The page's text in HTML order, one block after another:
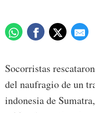
Socorristas
del naufragio de un
indonesia de